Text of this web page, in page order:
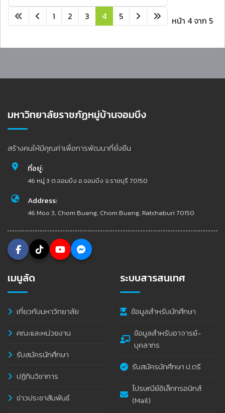
หน้า 4 จาก 5
1 2 3 4 5
มหาวิทยาลัยราชภัฏหมู่บ้านจอมบึง
สร้างคนให้มีคุณค่าเพื่อการพัฒนาที่ยั่งยืน
ที่อยู่:
46 หมู่ 3 ต.จอมบึง อ.จอมบึง จ.ราชบุรี 70150
Address:
46 Moo 3, Chom Bueng, Chom Bueng, Ratchaburi 70150
เมนูลัด
เกี่ยวกับมหาวิทยาลัย
คณะและหน่วยงาน
รับสมัครนักศึกษา
ปฏิทินวิชาการ
ข่าวประชาสัมพันธ์
ระบบสารสนเทศ
ข้อมูลสำหรับนักศึกษา
ข้อมูลสำหรับอาจารย์-
บุคลากร
รับสมัครนักศึกษา ป.ตรี
ไปรษณีย์อิเล็กทรอนิกส์
(Mail)